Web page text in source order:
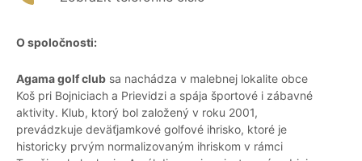
O spoločnosti:
Agama golf club sa nachádza v malebnej lokalite obce
Koš pri Bojniciach a Prievidzi a spája športové i zábavné
aktivity. Klub, ktorý bol založený v roku 2001,
prevádzkuje deväťjamkové golfové ihrisko, ktoré je
historicky prvým normalizovaným ihriskom v rámci